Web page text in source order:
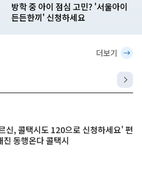
방학 중 아이 점심 고민? '서울아이
든든한끼' 신청하세요
신, 콜택시도 120으로 신청하세요' 편
진 동행온다 콜택시
더보기